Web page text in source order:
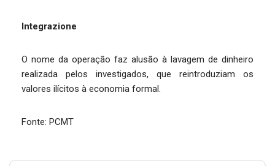
Integrazione
O nome da operação faz alusão à lavagem de dinheiro
realizada pelos investigados, que reintroduziam os
valores ilícitos à economia formal.
Fonte: PCMT